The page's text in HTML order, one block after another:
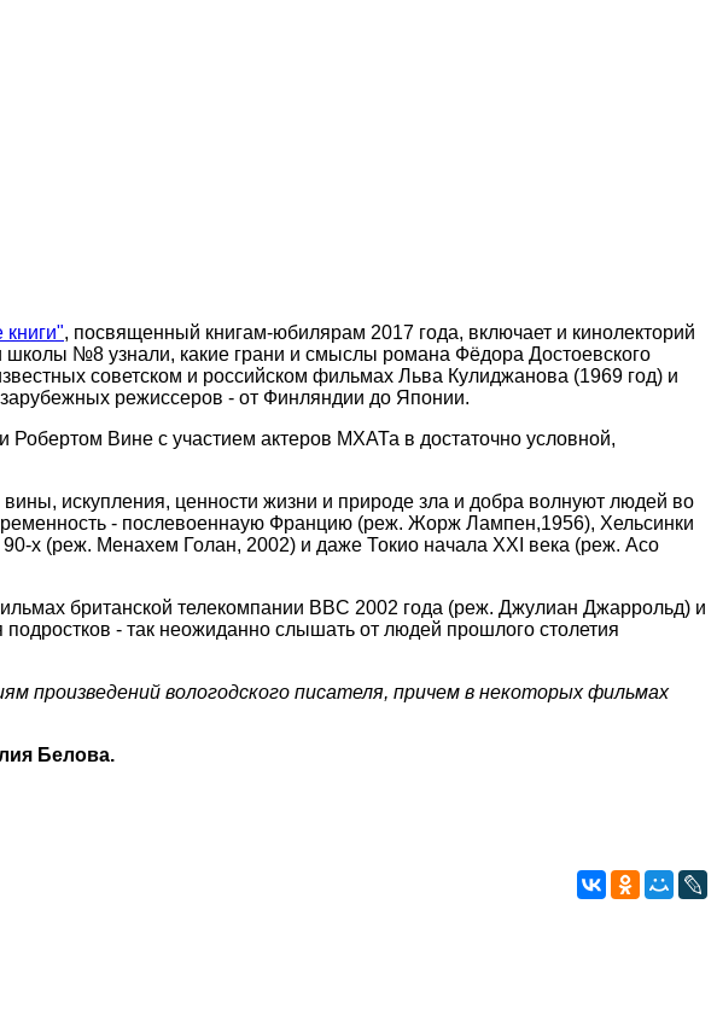
, посвященный книгам-юбилярам 2017 года, включает и кинолекторий
школы №8 узнали, какие грани и смыслы романа Фёдора Достоевского
советском и российском фильмах Льва Кулиджанова (1969 год) и
режиссеров - от Финляндии до Японии.
Вине с участием актеров МХАТа в достаточно условной,
искупления, ценности жизни и природе зла и добра волнуют людей во
- послевоеннаую Францию (реж. Жорж Лампен,1956), Хельсинки
х (реж. Менахем Голан, 2002) и даже Токио начала XXI века (реж. Асо
британской телекомпании BBC 2002 года (реж. Джулиан Джаррольд) и
- так неожиданно слышать от людей прошлого столетия
произведений вологодского писателя, причем в некоторых фильмах
Белова.